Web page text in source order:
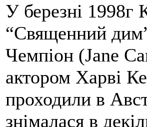
У березні 1998г
“Священний
Чемпіон (Jane
актором Харві
проходили в
знімалася в